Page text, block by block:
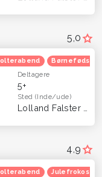
5,0
Deltagere
5+
Sted(Inde/ude)
4,9
Julefrokost